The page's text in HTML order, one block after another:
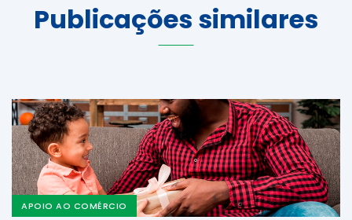
Publicações similares
APOIO AO COMÉRCIO